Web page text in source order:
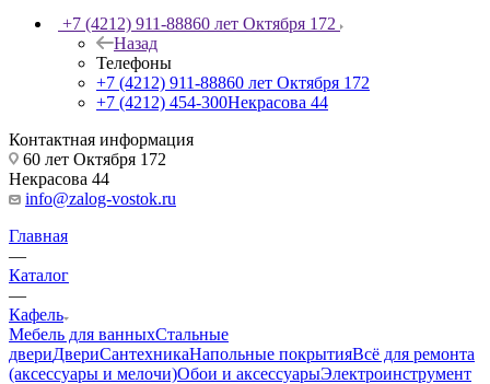
+7 (4212) 911-88860 лет Октября 172
Назад
Телефоны
+7 (4212) 911-88860 лет Октября 172
+7 (4212) 454-300Некрасова 44
Контактная информация
60 лет Октября 172
Некрасова 44
info@zalog-vostok.ru
Главная
—
Каталог
—
Кафель
Мебель для ванныхСтальные
двериДвериСантехникаНапольные покрытияВсё для ремонта
(аксессуары и мелочи)Обои и аксессуарыЭлектроинструмент